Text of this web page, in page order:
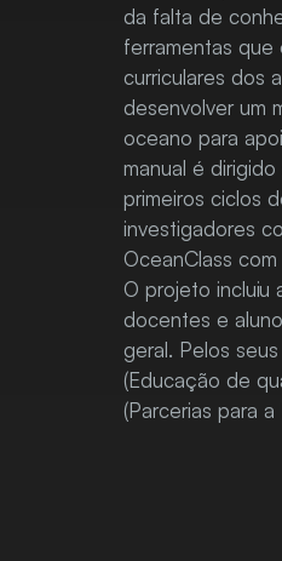
da falta de
ferramentas que
curriculares dos
desenvolver um
oceano para
manual é
primeiros ciclos
investigadores
OceanClass
O projeto incluiu
docentes e
geral. Pelos
(Educação de
(Parcerias para